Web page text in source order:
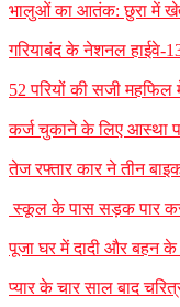
भालुओं का आतंक: छुरा में खेत
गरियाबंद के नेशनल हाईवे-
52 परियों की सजी
कर्ज चुकाने के लिए आस्था
तेज रफ्तार कार ने तीन
स्कूल के पास सड़क पार
पूजा घर में दादी और बहन
प्यार के चार साल बाद